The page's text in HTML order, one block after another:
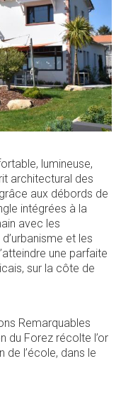
lumineuse,
architectural des
aux débords de
intégrées à la
avec les
et les
une parfaite
sur la côte de
Remarquables
du Forez récolte l’or
de l’école, dans le